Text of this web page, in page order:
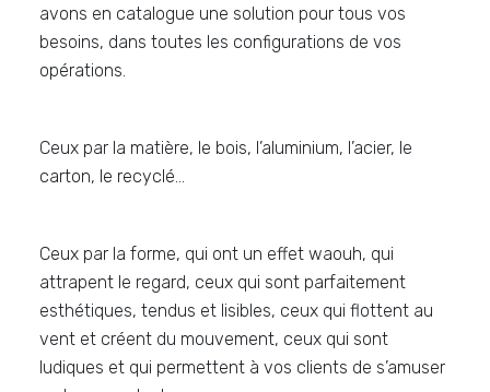
avons en catalogue une solution pour tous vos
besoins, dans toutes les configurations de vos
opérations.
Ceux par la matière, le bois, l’aluminium, l’acier, le
carton, le recyclé…
Ceux par la forme, qui ont un effet waouh, qui
attrapent le regard, ceux qui sont parfaitement
esthétiques, tendus et lisibles, ceux qui flottent au
vent et créent du mouvement, ceux qui sont
ludiques et qui permettent à vos clients de s’amuser